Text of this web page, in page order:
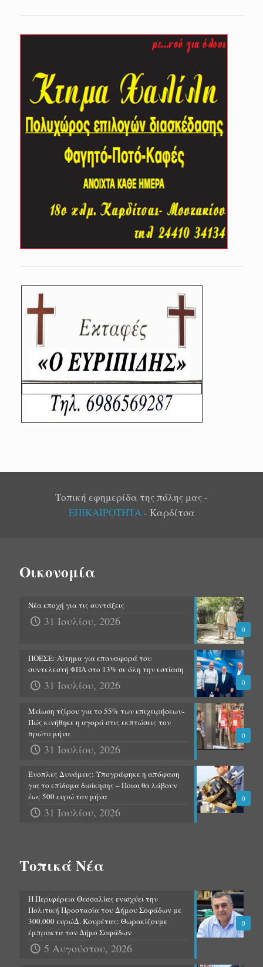
Τοπική εφημερίδα της πόλης μας -
ΕΠΙΚΑΙΡΟΤΗΤΑ- Καρδίτσα
Οικονομία
0
Νέα εποχή για τις συντάξεις
31 Ιουλίου, 2026
0
ΠΟΕΣΕ: Αίτημα για επαναφορά του
συντελεστή ΦΠΑ στο 13% σε όλη την εστίαση
31 Ιουλίου, 2026
0
Μείωση τζίρου για το 55% των επιχειρήσεων-
Πώς κινήθηκε η αγορά στις εκπτώσεις τον
πρώτο μήνα
31 Ιουλίου, 2026
0
Ένοπλες Δυνάμεις: Υπογράφηκε η απόφαση
για το επίδομα διοίκησης – Ποιοι θα λάβουν
έως 500 ευρώ τον μήνα
31 Ιουλίου, 2026
Τοπικά Νέα
0
Η Περιφέρεια Θεσσαλίας ενισχύει την
Πολιτική Προστασία του Δήμου Σοφάδων με
300.000 ευρώΔ. Κουρέτας: Θωρακίζουμε
έμπρακτα τον Δήμο Σοφάδων
5 Αυγούστου, 2026